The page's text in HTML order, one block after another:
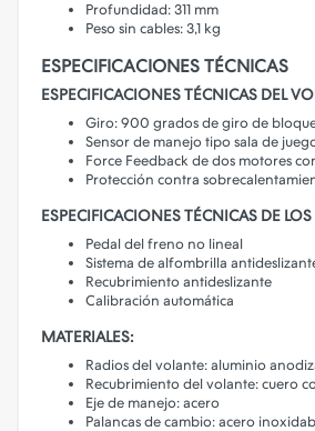
Profundidad: 311 mm
Peso sin cables: 3,1 kg
ESPECIFICACIONES TÉCNICAS
ESPECIFICACIONES TÉCNICAS DEL
Giro: 900 grados de giro de
Sensor de manejo tipo sala de
Force Feedback de dos motores
Protección contra
ESPECIFICACIONES TÉCNICAS DE LOS
Pedal del freno no lineal
Sistema de alfombrilla
Recubrimiento antideslizante
Calibración automática
MATERIALES:
Radios del volante: aluminio
Recubrimiento del volante: cuero
Eje de manejo: acero
Palancas de cambio: acero